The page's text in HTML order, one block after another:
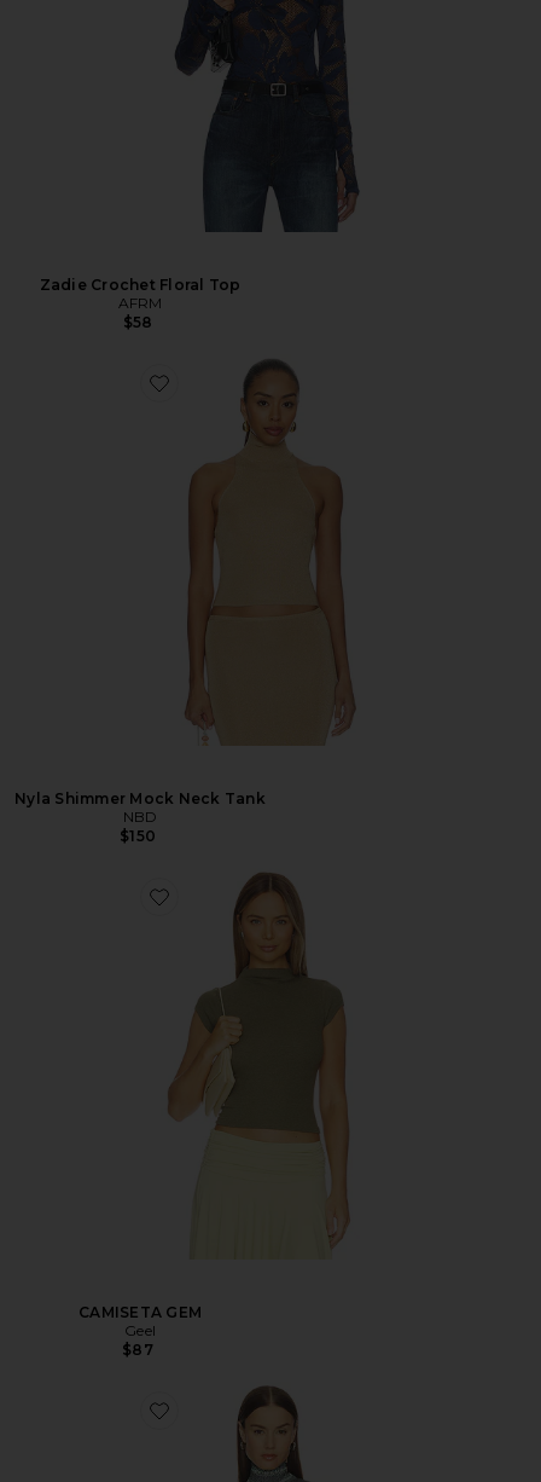
Zadie Crochet Floral Top
AFRM
$58
Nyla Shimmer Mock Neck Tank
NBD
$150
CAMISETA GEM
Geel
$87